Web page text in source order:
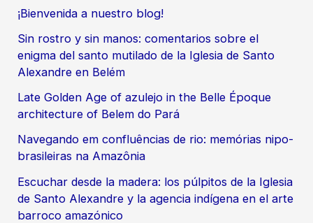
¡Bienvenida a nuestro blog!
Sin rostro y sin manos: comentarios sobre el
enigma del santo mutilado de la Iglesia de Santo
Alexandre en Belém
Late Golden Age of azulejo in the Belle Époque
architecture of Belem do Pará
Navegando em confluências de rio: memórias nipo-
brasileiras na Amazônia
Escuchar desde la madera: los púlpitos de la Iglesia
de Santo Alexandre y la agencia indígena en el arte
barroco amazónico